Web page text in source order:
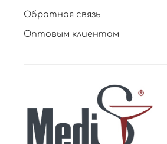
Обратная связь
Оптовым клиентам